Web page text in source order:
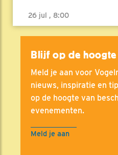
26 jul , 8:00
Blijf op de hoogte
Meld je aan voor
nieuws, inspiratie en
op de hoogte van
evenementen.
Meld je aan